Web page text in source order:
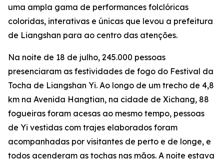
uma ampla gama de performances folclóricas
coloridas, interativas e únicas que levou a prefeitura
de Liangshan para ao centro das atenções.
Na noite de 18 de julho, 245.000 pessoas
presenciaram as festividades de fogo do Festival da
Tocha de Liangshan Yi. Ao longo de um trecho de 4,8
km na Avenida Hangtian, na cidade de Xichang, 88
fogueiras foram acesas ao mesmo tempo, pessoas
de Yi vestidas com trajes elaborados foram
acompanhadas por visitantes de perto e de longe, e
todos acenderam as tochas nas mãos. A noite estava